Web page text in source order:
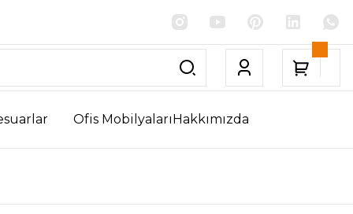
Ofis MobilyalarıHakkımızda